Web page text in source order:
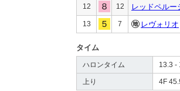
12 12 レッドペルー
13 7 レヴォリオ
タイム
ハロンタイム 13.3 -
上り 4F